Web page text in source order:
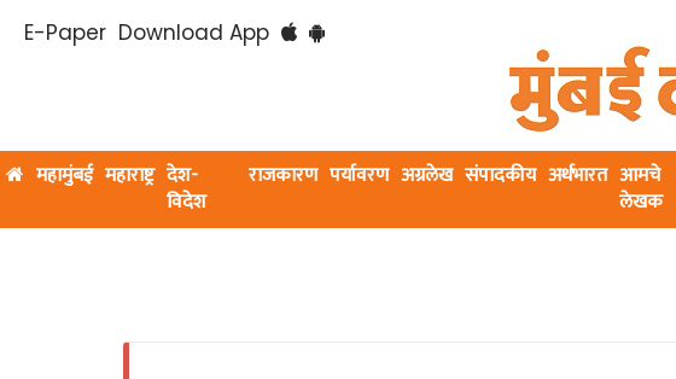
E-Paper Download App
महामुंबई महाराष्ट्र देश-
विदेश
राजकारण पर्यावरण अग्रलेख संपादकीय अर्थभारत आमचे
लेखक